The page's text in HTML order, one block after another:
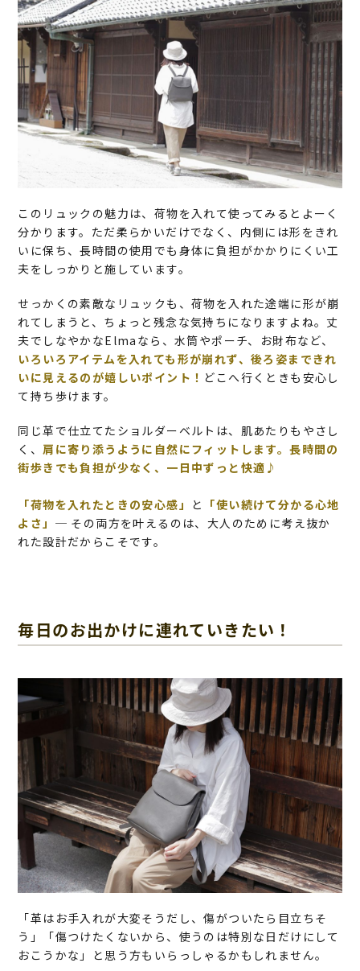
このリュックの魅力は、荷物を入れて使ってみるとよーく
分かります。ただ柔らかいだけでなく、内側には形をきれ
いに保ち、長時間の使用でも身体に負担がかかりにくい工
夫をしっかりと施しています。
せっかくの素敵なリュックも、荷物を入れた途端に形が崩
れてしまうと、ちょっと残念な気持ちになりますよね。丈
夫でしなやかなElmaなら、水筒やポーチ、お財布など、
いろいろアイテムを入れても形が崩れず、後ろ姿まできれ
いに見えるのが嬉しいポイント！ どこへ行くときも安心し
て持ち歩けます。
同じ革で仕立てたショルダーベルトは、肌あたりもやさし
く、肩に寄り添うように自然にフィットします。長時間の
街歩きでも負担が少なく、一日中ずっと快適♪
「荷物を入れたときの安心感」 と 「使い続けて分かる心地
よさ」 ─ その両方を叶えるのは、大人のために考え抜か
れた設計だからこそです。
毎日のお出かけに連れていきたい！
「革はお手入れが大変そうだし、傷がついたら目立ちそ
う」「傷つけたくないから、使うのは特別な日だけにして
おこうかな」と思う方もいらっしゃるかもしれません。